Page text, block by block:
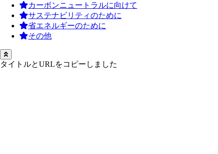
カーボンニュートラルに向けて
サステナビリティのために
省エネルギーのために
その他
タイトルとURLをコピーしました